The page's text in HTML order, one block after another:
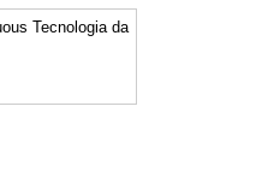
Tecnologia da